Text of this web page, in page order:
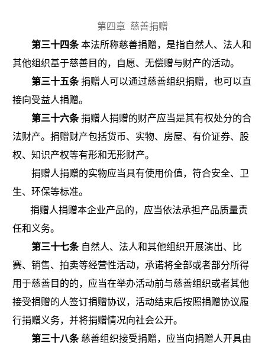
第四章 慈善捐赠
第三十四条本法所称慈善捐赠，是指自然人、法人和
其他组织基于慈善目的，自愿、无偿赠与财产的活动。
第三十五条捐赠人可以通过慈善组织捐赠，也可以直
接向受益人捐赠。
第三十六条捐赠人捐赠的财产应当是其有权处分的合
法财产。捐赠财产包括货币、实物、房屋、有价证券、股
权、知识产权等有形和无形财产。
捐赠人捐赠的实物应当具有使用价值，符合安全、卫
生、环保等标准。
捐赠人捐赠本企业产品的，应当依法承担产品质量责
任和义务。
第三十七条自然人、法人和其他组织开展演出、比
赛、销售、拍卖等经营性活动，承诺将全部或者部分所得
用于慈善目的的，应当在举办活动前与慈善组织或者其他
接受捐赠的人签订捐赠协议， 活动结束后按照捐赠协议履
行捐赠义务，并将捐赠情况向社会公开。
第三十八条 慈善组织接受捐赠，应当向捐赠人开具由